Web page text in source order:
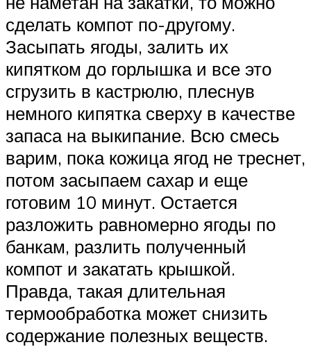
сделать компот по-другому.
Засыпать ягоды, залить их
кипятком до горлышка и все это
сгрузить в кастрюлю, плеснув
немного кипятка сверху в качестве
запаса на выкипание. Всю смесь
варим, пока кожица ягод не треснет,
потом засыпаем сахар и еще
готовим 10 минут. Остается
разложить равномерно ягоды по
банкам, разлить полученный
компот и закатать крышкой.
Правда, такая длительная
термообработка может снизить
содержание полезных веществ.